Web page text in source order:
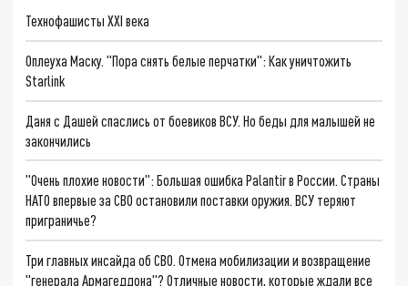
Технофашисты XXI века
Оплеуха Маску. "Пора снять белые перчатки": Как уничтожить
Starlink
Даня с Дашей спаслись от боевиков ВСУ. Но беды для малышей не
закончились
"Очень плохие новости": Большая ошибка Palantir в России. Страны
НАТО впервые за СВО остановили поставки оружия. ВСУ теряют
приграничье?
Три главных инсайда об СВО. Отмена мобилизации и возвращение
"генерала Армагеддона"? Отличные новости, которые ждали все